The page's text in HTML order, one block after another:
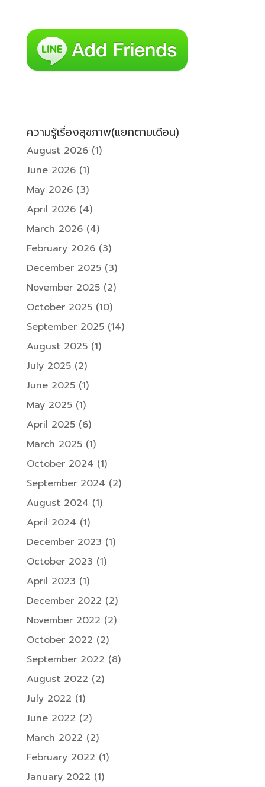
ความรู้เรื่องสุขภาพ(แยกตามเดือน)
August 2026(1)
June 2026(1)
May 2026(3)
April 2026(4)
March 2026(4)
February 2026(3)
December 2025(3)
November 2025(2)
October 2025(10)
September 2025(14)
August 2025(1)
July 2025(2)
June 2025(1)
May 2025(1)
April 2025(6)
March 2025(1)
October 2024 (1)
September 2024 (2)
August 2024 (1)
April 2024 (1)
December 2023 (1)
October 2023 (1)
April 2023 (1)
December 2022 (2)
November 2022 (2)
October 2022 (2)
September 2022 (8)
August 2022 (2)
July 2022 (1)
June 2022 (2)
March 2022 (2)
February 2022 (1)
January 2022 (1)